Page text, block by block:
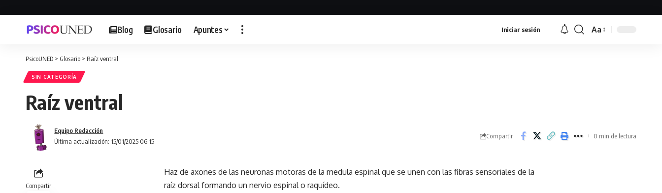
Blog Glosario Apuntes Iniciar sesión
Font
Aa
PsicoUNED > Glosario > Raíz ventral
SIN CATEGORÍA
Raíz ventral
Última actualización: 15/01/2025 06:15
Equipo Redacción
Compartir 0 min de lectura
Compartir
Haz de axones de las neuronas motoras de la medula espinal que se unen con las fibras sensoriales de la
raíz dorsal formando un nervio espinal o raquídeo.